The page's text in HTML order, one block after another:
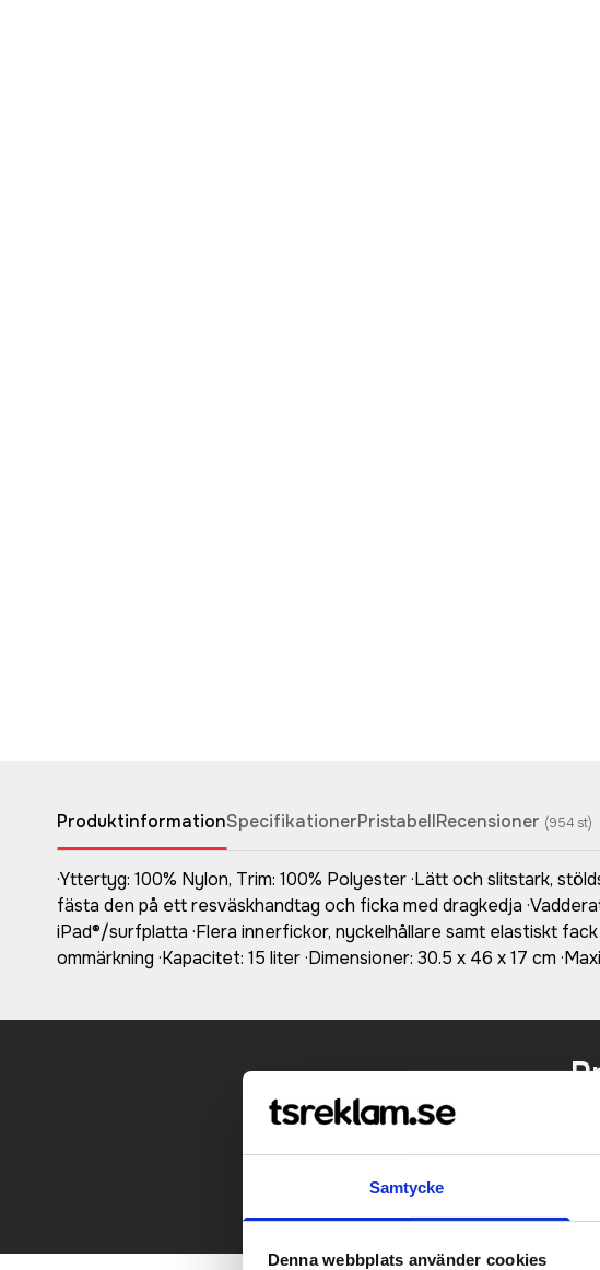
Samtycke
Denna webbplats använder cookies
ProduktinformationSpecifikationerPristabellRecensioner (954 st)
·Yttertyg: 100% Nylon, Trim: 100% Polyester ·Lätt och slitstark,
fästa den på ett resväskhandtag och ficka med dragkedja
iPad®/surfplatta ·Flera innerfickor, nyckelhållare samt elastiskt
ommärkning ·Kapacitet: 15 liter ·Dimensioner: 30.5 x 46 x 17 cm
Kontakta oss här